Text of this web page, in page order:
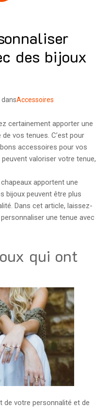
des bijoux
dansAccessoires
certainement apporter une
vos tenues. C’est pour
accessoires pour vos
valoriser votre tenue,
apportent une
bijoux peuvent être plus
Dans cet article, laissez-
une tenue avec
qui ont
de votre personnalité et de